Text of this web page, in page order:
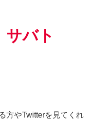
サバト
方やTwitterを見てくれ